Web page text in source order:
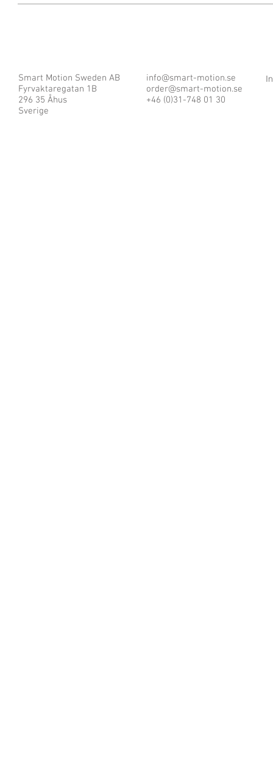
Smart Motion Sweden AB
Fyrvaktaregatan 1B
296 35 Åhus
Sverige
info@smart-motion.se
order@smart-motion.se
+46 (0)31-748 01 30